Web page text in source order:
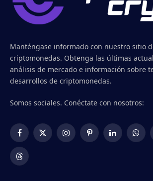
Manténgase informado con nuestro sitio
criptomonedas. Obtenga las últimas
análisis de mercado e información sobre
desarrollos de criptomonedas.
Somos sociales. Conéctate con nosotros:
Facebook
X
InstagramPinterestLinkedIn
Threads